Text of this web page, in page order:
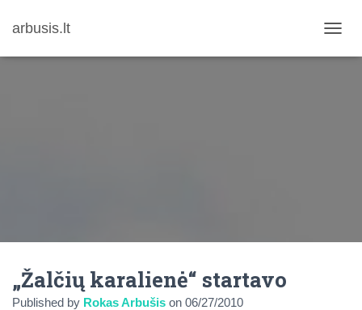
arbusis.lt
O
I
„Žalčių karalienė“ startavo
Published by Rokas Arbušis on 06/27/2010